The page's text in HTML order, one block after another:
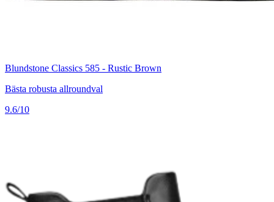
Blundstone Classics 585 - Rustic Brown
Bästa robusta allroundval
9.6/10